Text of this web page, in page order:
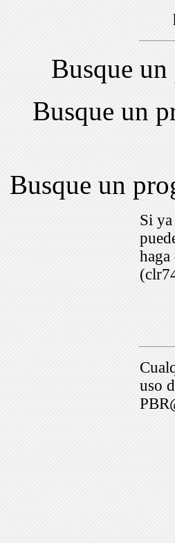
Busque
Busque un
Busque un
Si
uso